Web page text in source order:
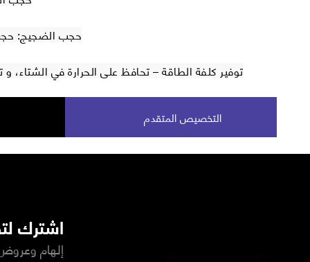
حجب الضجيج: حجب 40 % من الضجيج
توفير كلفة الطاقة – تحافظ على الحرارة في
التخصيص المتقدم
اشترك
إلهام